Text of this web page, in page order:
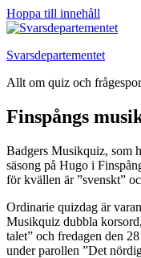
Hoppa till innehåll
Svarsdepartementet
Allt om quiz och
Finspångs
Badgers Musikquiz, som
säsong på Hugo i
för kvällen är ”svenskt”
Ordinarie quizdag är
Musikquiz dubbla
talet” och fredagen den
under parollen ”Det